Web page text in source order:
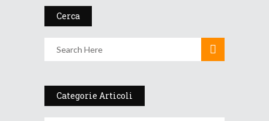
Cerca
Categorie Articoli